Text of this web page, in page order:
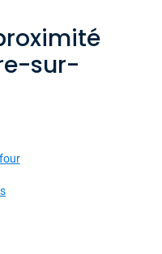
sur-